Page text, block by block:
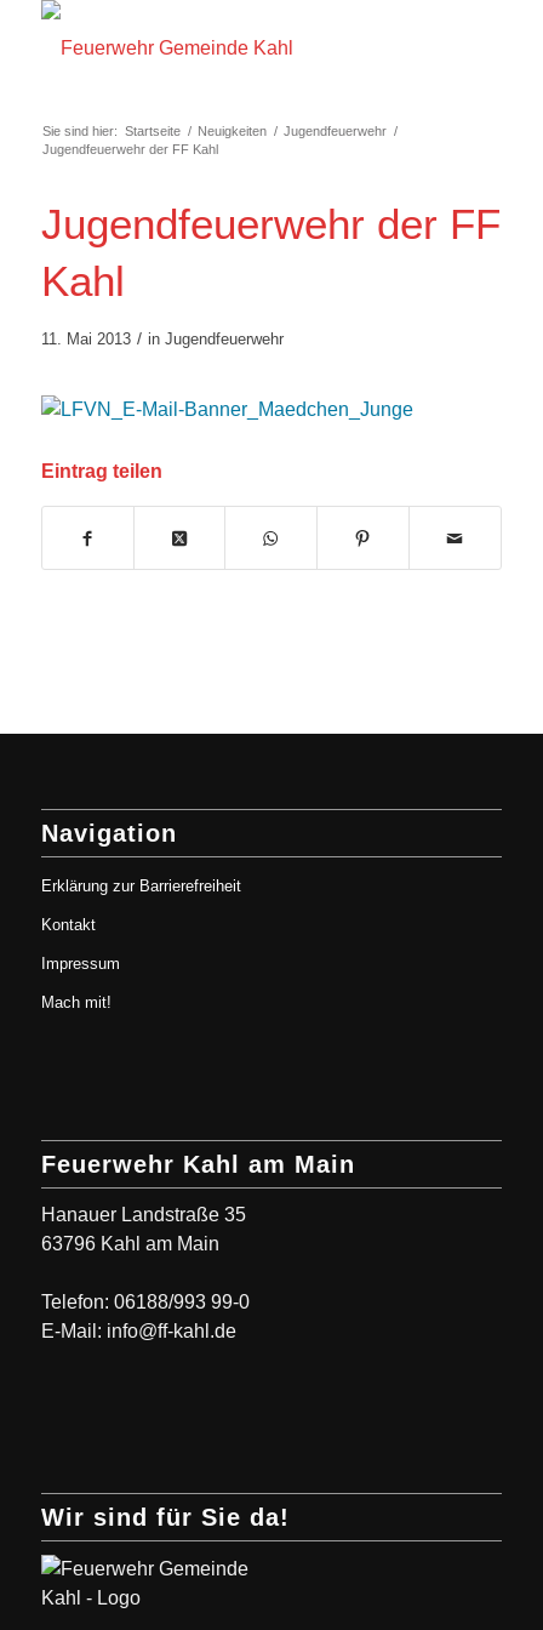
Sie sind hier: Startseite / Neuigkeiten / Jugendfeuerwehr /
Jugendfeuerwehr der FF Kahl
Jugendfeuerwehr der FF
Kahl
11. Mai 2013 / in Jugendfeuerwehr
Eintrag teilen
Navigation
Erklärung zur Barrierefreiheit
Kontakt
Impressum
Mach mit!
Feuerwehr Kahl am Main
Hanauer Landstraße 35
63796 Kahl am Main
Telefon: 06188/993 99-0
E-Mail: info@ff-kahl.de
Wir sind für Sie da!